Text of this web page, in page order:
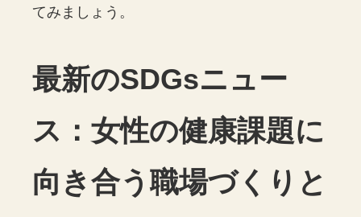
てみましょう。
最新のSDGsニュー
ス：女性の健康課題に
向き合う職場づくりと